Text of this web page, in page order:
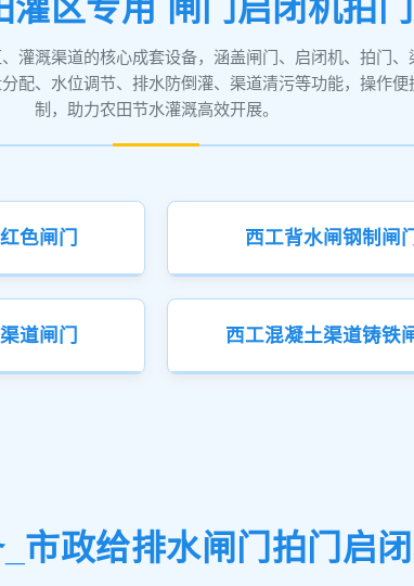
区专用 闸门启闭机拍
灌溉渠道的核心成套设备，涵盖闸门、启闭机、拍门
配、水位调节、排水防倒灌、渠道清污等功能，操作
制，助力农田节水灌溉高效开展。
色闸门 西工背水闸钢制闸
道闸门 西工混凝土渠道铸铁
市政给排水闸门拍门启